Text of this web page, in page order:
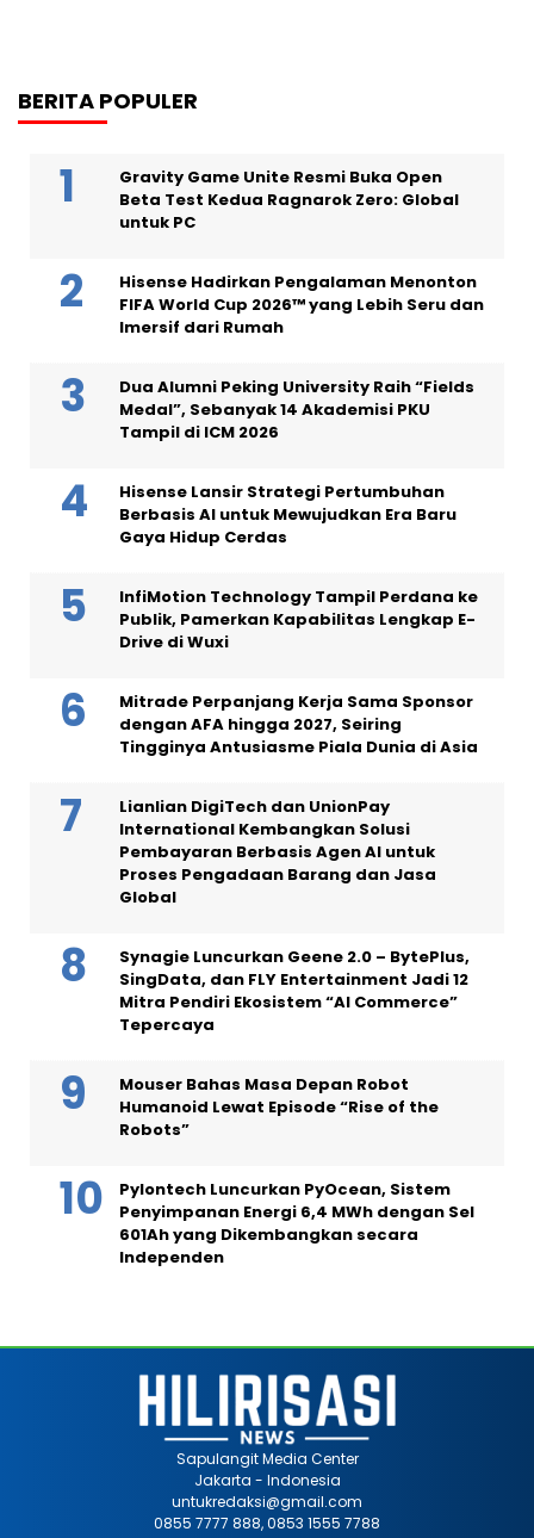
BERITA POPULER
Gravity Game Unite Resmi Buka Open
Beta Test Kedua Ragnarok Zero: Global
untuk PC
Hisense Hadirkan Pengalaman Menonton
FIFA World Cup 2026™ yang Lebih Seru dan
Imersif dari Rumah
Dua Alumni Peking University Raih “Fields
Medal”, Sebanyak 14 Akademisi PKU
Tampil di ICM 2026
Hisense Lansir Strategi Pertumbuhan
Berbasis AI untuk Mewujudkan Era Baru
Gaya Hidup Cerdas
InfiMotion Technology Tampil Perdana ke
Publik, Pamerkan Kapabilitas Lengkap E-
Drive di Wuxi
Mitrade Perpanjang Kerja Sama Sponsor
dengan AFA hingga 2027, Seiring
Tingginya Antusiasme Piala Dunia di Asia
Lianlian DigiTech dan UnionPay
International Kembangkan Solusi
Pembayaran Berbasis Agen AI untuk
Proses Pengadaan Barang dan Jasa
Global
Synagie Luncurkan Geene 2.0 – BytePlus,
SingData, dan FLY Entertainment Jadi 12
Mitra Pendiri Ekosistem “AI Commerce”
Tepercaya
Mouser Bahas Masa Depan Robot
Humanoid Lewat Episode “Rise of the
Robots”
Pylontech Luncurkan PyOcean, Sistem
Penyimpanan Energi 6,4 MWh dengan Sel
601Ah yang Dikembangkan secara
Independen
Sapulangit Media Center
Jakarta - Indonesia
untukredaksi@gmail.com
0855 7777 888, 0853 1555 7788